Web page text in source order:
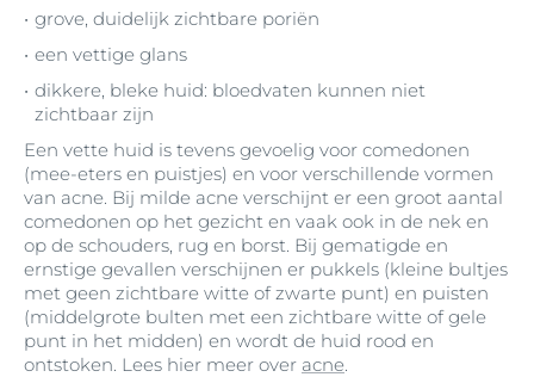
grove, duidelijk zichtbare poriën
een vettige glans
dikkere, bleke huid: bloedvaten kunnen niet
zichtbaar zijn
Een vette huid is tevens gevoelig voor comedonen
(mee-eters en puistjes) en voor verschillende vormen
van acne. Bij milde acne verschijnt er een groot aantal
comedonen op het gezicht en vaak ook in de nek en
op de schouders, rug en borst. Bij gematigde en
ernstige gevallen verschijnen er pukkels (kleine bultjes
met geen zichtbare witte of zwarte punt) en puisten
(middelgrote bulten met een zichtbare witte of gele
punt in het midden) en wordt de huid rood en
ontstoken. Lees hier meer over acne.